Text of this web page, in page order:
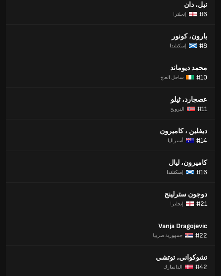
نيل، دان
#6
إنجلترا
بارون، كونور
#8
إسكتلندا
محمد ديوماند
#10
ساحل العاج
عصجارد، ثيلو
#11
النرويج
ديفلين ، كاميرون
#14
أستراليا
كاميرون، ليال
#16
إسكتلندا
دوجون سترلينج
#21
إنجلترا
Vanja Dragojevic
#22
جمهورية صربيا
تشوكواني، توتشي
#42
الدانمارك